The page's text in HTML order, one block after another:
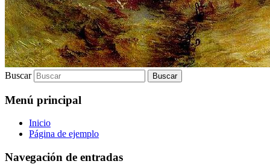
Buscar
Menú principal
Inicio
Página de ejemplo
Navegación de entradas